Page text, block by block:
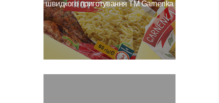
швидкого приготування ТМ Garnenka